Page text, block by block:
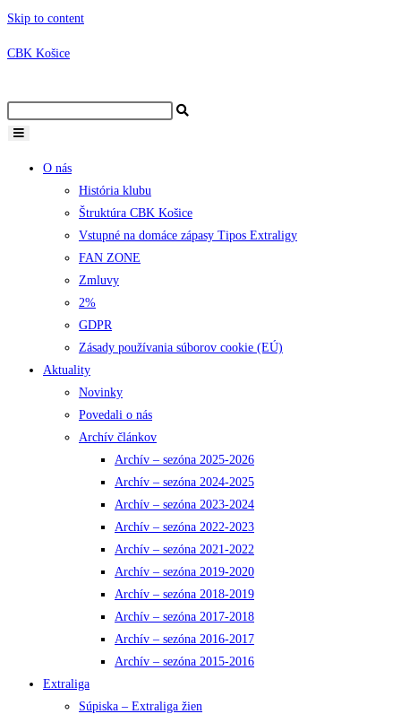
Skip to content
CBK Košice
O nás
História klubu
Štruktúra CBK Košice
Vstupné na domáce zápasy Tipos Extraligy
FAN ZONE
Zmluvy
2%
GDPR
Zásady používania súborov cookie (EÚ)
Aktuality
Novinky
Povedali o nás
Archív článkov
Archív – sezóna 2025-2026
Archív – sezóna 2024-2025
Archív – sezóna 2023-2024
Archív – sezóna 2022-2023
Archív – sezóna 2021-2022
Archív – sezóna 2019-2020
Archív – sezóna 2018-2019
Archív – sezóna 2017-2018
Archív – sezóna 2016-2017
Archív – sezóna 2015-2016
Extraliga
Súpiska – Extraliga žien